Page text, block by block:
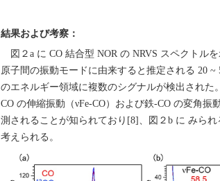
結果および考察：
図２a に CO 結合型 NOR の NRVS スペクトル
原子間の振動モードに由来すると推定される 20
のエネルギー領域に複数のシグナルが検出され
CO の伸縮振動（νFe-CO）および鉄-CO の変角振
測されることが知られており[8]、図２b に みら
考えられる。